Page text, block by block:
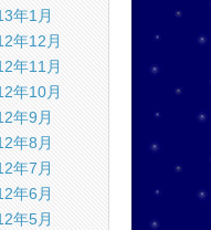
年1月
年12月
年11月
年10月
年9月
年8月
年7月
年6月
年5月